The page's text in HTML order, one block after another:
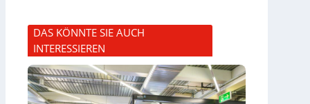
DAS KÖNNTE SIE AUCH
INTERESSIEREN